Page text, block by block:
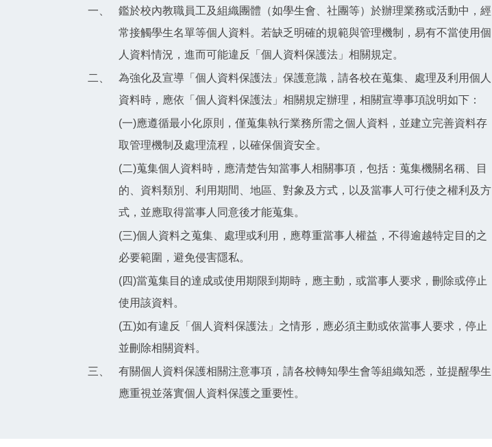
一、
鑑於校內教職員工及組織團體（如學生會、社團等）於辦理業務或活動中，經
常接觸學生名單等個人資料。若缺乏明確的規範與管理機制，易有不當使用個
人資料情況，進而可能違反「個人資料保護法」相關規定。
二、
為強化及宣導「個人資料保護法」保護意識，請各校在蒐集、處理及利用個人
資料時，應依「個人資料保護法」相關規定辦理，相關宣導事項說明如下：
(一)應遵循最小化原則，僅蒐集執行業務所需之個人資料，並建立完善資料存
取管理機制及處理流程，以確保個資安全。
(二)蒐集個人資料時，應清楚告知當事人相關事項，包括：蒐集機關名稱、目
的、資料類別、利用期間、地區、對象及方式，以及當事人可行使之權利及方
式，並應取得當事人同意後才能蒐集。
(三)個人資料之蒐集、處理或利用，應尊重當事人權益，不得逾越特定目的之
必要範圍，避免侵害隱私。
(四)當蒐集目的達成或使用期限到期時，應主動，或當事人要求，刪除或停止
使用該資料。
(五)如有違反「個人資料保護法」之情形，應必須主動或依當事人要求，停止
並刪除相關資料。
三、
有關個人資料保護相關注意事項，請各校轉知學生會等組織知悉，並提醒學生
應重視並落實個人資料保護之重要性。